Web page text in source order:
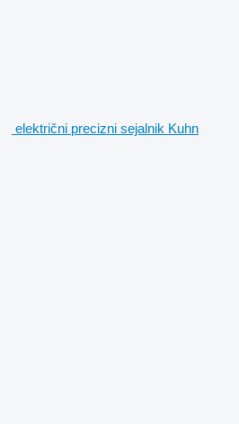
električni precizni sejalnik Kuhn